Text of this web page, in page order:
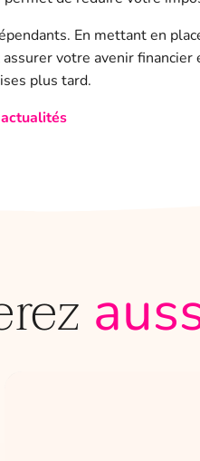
En mettant en
votre avenir
plus tard.
actualités